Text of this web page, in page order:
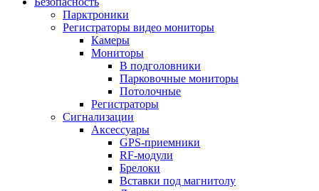
Парктроники
Регистраторы видео мониторы
Камеры
Мониторы
В подголовники
Парковочные мониторы
Потолочные
Регистраторы
Сигнализации
Аксессуары
GPS-приемники
RF-модули
Брелоки
Вставки под магнитолу